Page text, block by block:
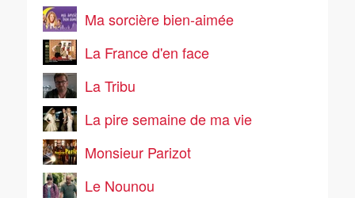
Ma sorcière bien-aimée
La France d'en face
La Tribu
La pire semaine de ma vie
Monsieur Parizot
Le Nounou